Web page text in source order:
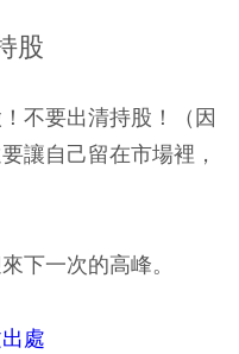
股
不要出清持股！（因
讓自己留在市場裡，
下一次的高峰。
處